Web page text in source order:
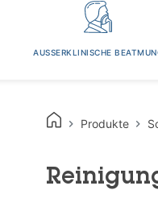
AUSSERKLINISCHE BEATMUNG
Produkte